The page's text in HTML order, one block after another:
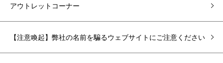
アウトレットコーナー
【注意喚起】弊社の名前を騙るウェブサイトにご注意ください